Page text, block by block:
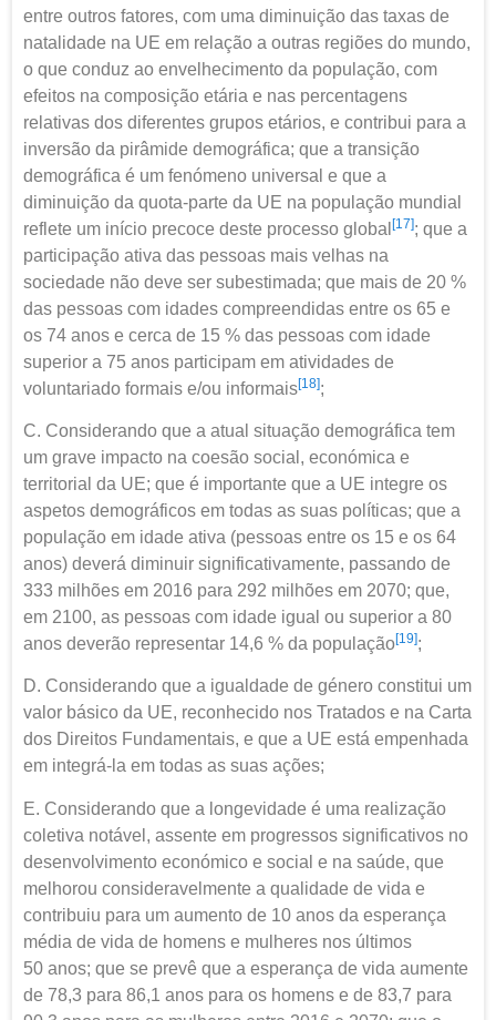
entre outros fatores, com uma diminuição das taxas de
natalidade na UE em relação a outras regiões do mundo,
o que conduz ao envelhecimento da população, com
efeitos na composição etária e nas percentagens
relativas dos diferentes grupos etários, e contribui para a
inversão da pirâmide demográfica; que a transição
demográfica é um fenómeno universal e que a
diminuição da quota-parte da UE na população mundial
reflete um início precoce deste processo global [17]; que a
participação ativa das pessoas mais velhas na
sociedade não deve ser subestimada; que mais de 20 %
das pessoas com idades compreendidas entre os 65 e
os 74 anos e cerca de 15 % das pessoas com idade
superior a 75 anos participam em atividades de
voluntariado formais e/ou informais[18];
C. Considerando que a atual situação demográfica tem
um grave impacto na coesão social, económica e
territorial da UE; que é importante que a UE integre os
aspetos demográficos em todas as suas políticas; que a
população em idade ativa (pessoas entre os 15 e os 64
anos) deverá diminuir significativamente, passando de
333 milhões em 2016 para 292 milhões em 2070; que,
em 2100, as pessoas com idade igual ou superior a 80
anos deverão representar 14,6 % da população[19];
D. Considerando que a igualdade de género constitui um
valor básico da UE, reconhecido nos Tratados e na Carta
dos Direitos Fundamentais, e que a UE está empenhada
em integrá-la em todas as suas ações;
E. Considerando que a longevidade é uma realização
coletiva notável, assente em progressos significativos no
desenvolvimento económico e social e na saúde, que
melhorou consideravelmente a qualidade de vida e
contribuiu para um aumento de 10 anos da esperança
média de vida de homens e mulheres nos últimos
50 anos; que se prevê que a esperança de vida aumente
de 78,3 para 86,1 anos para os homens e de 83,7 para